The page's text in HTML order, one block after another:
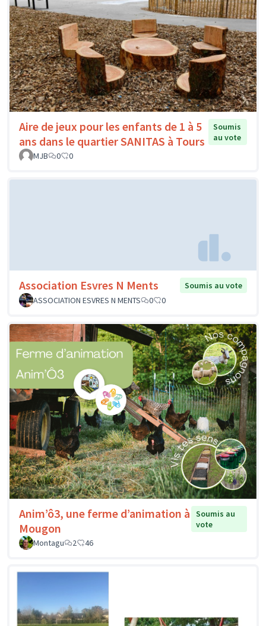
Aire de jeux pour les enfants de 1 à 5
ans dans le quartier SANITAS à Tours
Soumis
au vote
MJB
0 0
Association Esvres N Ments
Soumis au vote
ASSOCIATION ESVRES N MENTS
0 0
Anim’ô3, une ferme d’animation à
Mougon
Soumis au
vote
Montagu
2 46